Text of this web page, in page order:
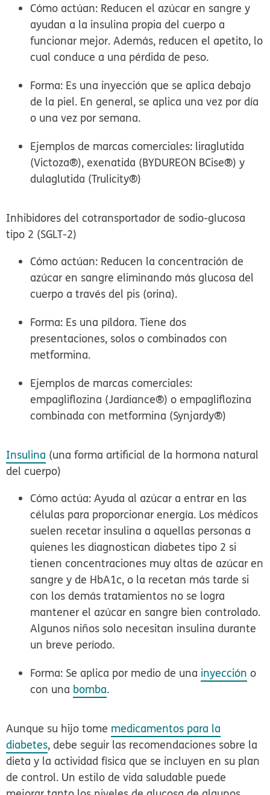
Cómo actúan: Reducen el azúcar en sangre y
ayudan a la insulina propia del cuerpo a
funcionar mejor. Además, reducen el apetito, lo
cual conduce a una pérdida de peso.
Forma: Es una inyección que se aplica debajo
de la piel. En general, se aplica una vez por día
o una vez por semana.
Ejemplos de marcas comerciales: liraglutida
(Victoza®), exenatida (BYDUREON BCise®) y
dulaglutida (Trulicity®)
Inhibidores del cotransportador de sodio-glucosa
tipo 2 (SGLT-2)
Cómo actúan: Reducen la concentración de
azúcar en sangre eliminando más glucosa del
cuerpo a través del pis (orina).
Forma: Es una píldora. Tiene dos
presentaciones, solos o combinados con
metformina.
Ejemplos de marcas comerciales:
empagliflozina (Jardiance®) o empagliflozina
combinada con metformina (Synjardy®)
Insulina (una forma artificial de la hormona natural
del cuerpo)
Cómo actúa: Ayuda al azúcar a entrar en las
células para proporcionar energía. Los médicos
suelen recetar insulina a aquellas personas a
quienes les diagnostican diabetes tipo 2 si
tienen concentraciones muy altas de azúcar en
sangre y de HbA1c, o la recetan más tarde si
con los demás tratamientos no se logra
mantener el azúcar en sangre bien controlado.
Algunos niños solo necesitan insulina durante
un breve período.
Forma: Se aplica por medio de una inyección o
con una bomba.
Aunque su hijo tome medicamentos para la
diabetes, debe seguir las recomendaciones sobre la
dieta y la actividad física que se incluyen en su plan
de control. Un estilo de vida saludable puede